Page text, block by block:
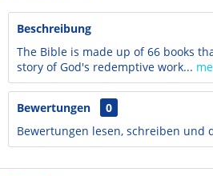
Beschreibung
The Bible is made up of 66 books
story of God's redemptive work...
Bewertungen
0
Bewertungen lesen, schreiben und